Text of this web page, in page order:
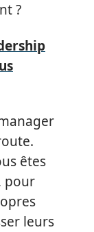
?
êtes
pour
leurs